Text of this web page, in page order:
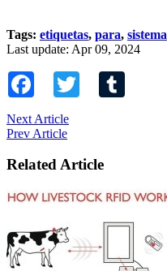
Tags: etiquetas, para, sistema
Last update: Apr 09, 2024
Facebook Twitter
Next Article
Prev Article
Related Article